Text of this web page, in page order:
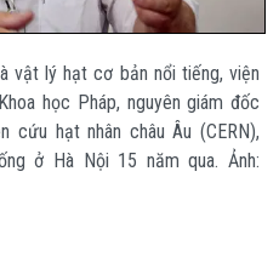
vật lý hạt cơ bản nổi tiếng, viện
học Pháp, nguyên giám đốc
cứu hạt nhân châu Âu (CERN),
ở Hà Nội 15 năm qua. Ảnh: